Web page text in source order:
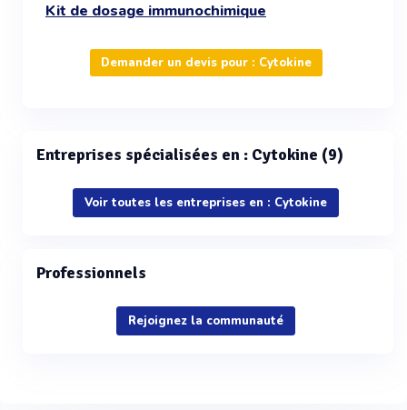
Kit de dosage immunochimique
Demander un devis pour : Cytokine
Entreprises spécialisées en : Cytokine (9)
Voir toutes les entreprises en : Cytokine
Professionnels
Rejoignez la communauté